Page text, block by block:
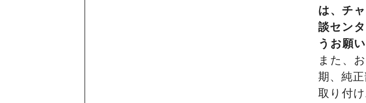
は、チ
談セン
うお願
また、
期、純
取り付